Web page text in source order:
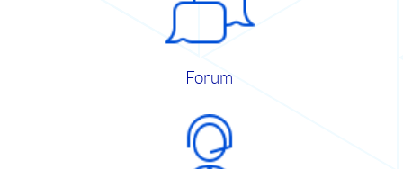
Forum